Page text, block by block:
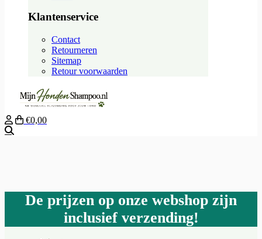
Klantenservice
Contact
Retourneren
Sitemap
Retour voorwaarden
€0,00
De prijzen op onze webshop zijn
inclusief verzending!